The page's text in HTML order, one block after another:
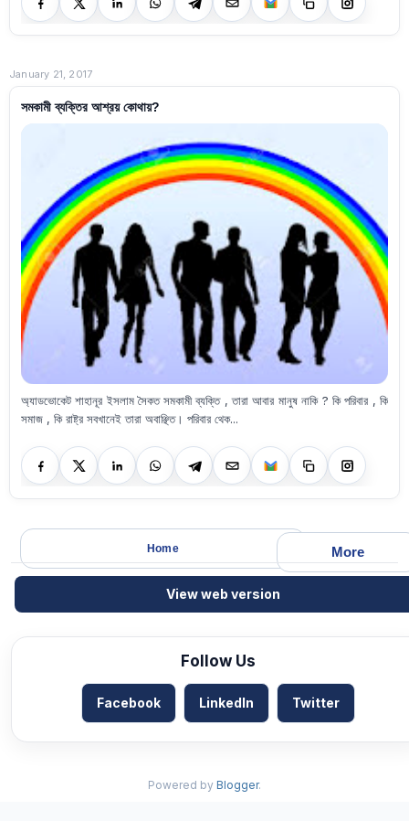
January 21, 2017
সমকামী ব্যক্তির আশ্রয় কোথায়?
অ্যাডভোকেট শাহানূর ইসলাম সৈকত সমকামী ব্যক্তি , তারা আবার মানুষ নাকি ? কি পরিবার , কি
সমাজ , কি রাষ্ট্র সবখানেই তারা অবাঞ্ছিত। পরিবার থেক...
More
Home
View web version
Follow Us
Facebook LinkedIn Twitter
Powered by Blogger.